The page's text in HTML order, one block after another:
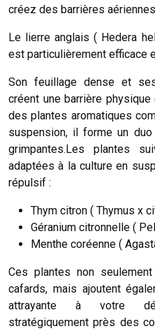
créez des barrières
Le lierre anglais ( Hedera
est particulièrement efficace
Son feuillage dense et
créent une barrière
des plantes aromatiques
suspension, il forme un
grimpantes.Les plantes
adaptées à la culture en
répulsif :
Thym citron ( Thymus x
Géranium citronnelle (
Menthe coréenne (
Ces plantes non
cafards, mais ajoutent
attrayante à votre
stratégiquement près des